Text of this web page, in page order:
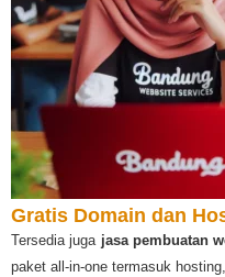
Gratis Domain dan
Tersedia juga jasa pembuatan
paket all-in-one termasuk